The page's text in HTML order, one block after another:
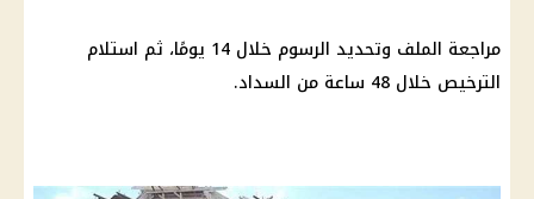
مراجعة الملف وتحديد الرسوم خلال 14 يومًا، ثم استلام
الترخيص خلال 48 ساعة من السداد.